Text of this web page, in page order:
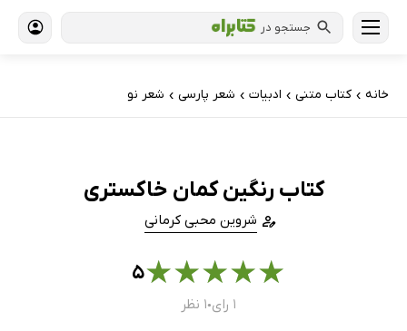
جستجو در
خانه › کتاب‌ متنی › ادبیات › شعر پارسی › شعر نو
کتاب رنگین کمان خاکستری
شروین محبی کرمانی
★
★
★
★
★۵
۱ رای ● ۱ نظر